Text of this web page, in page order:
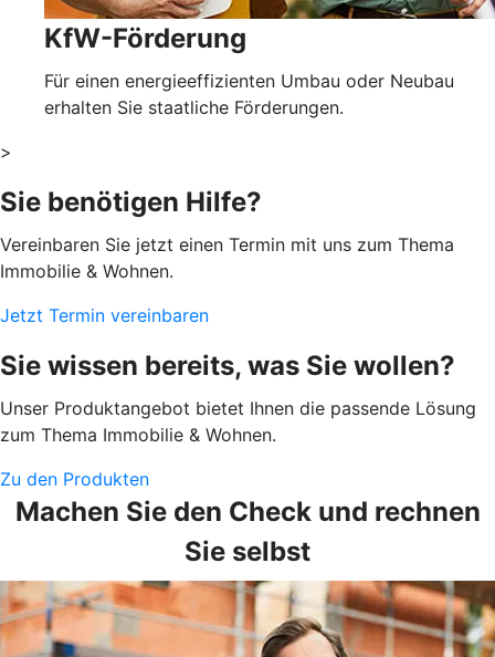
KfW-Förderung
Für einen energieeffizienten Umbau oder Neubau
erhalten Sie staatliche Förderungen.
>
Sie benötigen Hilfe?
Vereinbaren Sie jetzt einen Termin mit uns zum Thema
Immobilie & Wohnen.
Jetzt Termin vereinbaren
Sie wissen bereits, was Sie wollen?
Unser Produktangebot bietet Ihnen die passende Lösung
zum Thema Immobilie & Wohnen.
Zu den Produkten
Machen Sie den Check und rechnen
Sie selbst